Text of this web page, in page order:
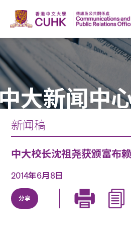
大新闻中
新闻稿
中大校长沈祖尧获颁富布
2014年6月8日
分享